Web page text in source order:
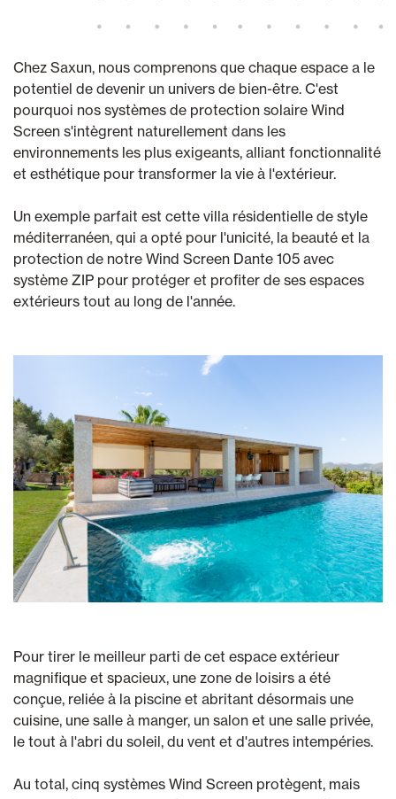
Chez Saxun, nous comprenons que chaque espace a le
potentiel de devenir un univers de bien-être. C'est
pourquoi nos systèmes de protection solaire Wind
Screen s'intègrent naturellement dans les
environnements les plus exigeants, alliant fonctionnalité
et esthétique pour transformer la vie à l'extérieur.
Un exemple parfait est cette villa résidentielle de style
méditerranéen, qui a opté pour l'unicité, la beauté et la
protection de notre Wind Screen Dante 105 avec
système ZIP pour protéger et profiter de ses espaces
extérieurs tout au long de l'année.
Pour tirer le meilleur parti de cet espace extérieur
magnifique et spacieux, une zone de loisirs a été
conçue, reliée à la piscine et abritant désormais une
cuisine, une salle à manger, un salon et une salle privée,
le tout à l'abri du soleil, du vent et d'autres intempéries.
Au total, cinq systèmes Wind Screen protègent, mais